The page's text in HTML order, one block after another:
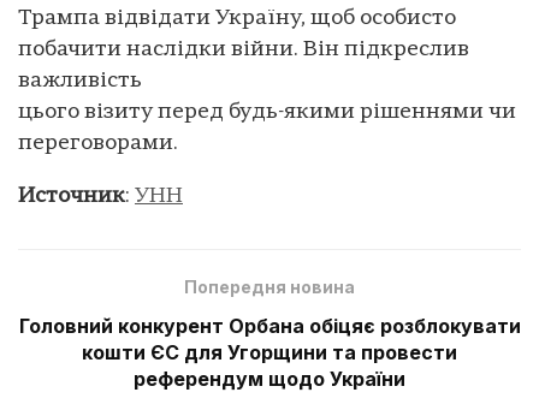
Трампа відвідати Україну, щоб особисто
побачити наслідки війни. Він підкреслив
важливість
цього візиту перед будь-якими рішеннями чи
переговорами.
Источник: УНН
Попередня новина
Головний конкурент Орбана обіцяє розблокувати
кошти ЄС для Угорщини та провести
референдум щодо України